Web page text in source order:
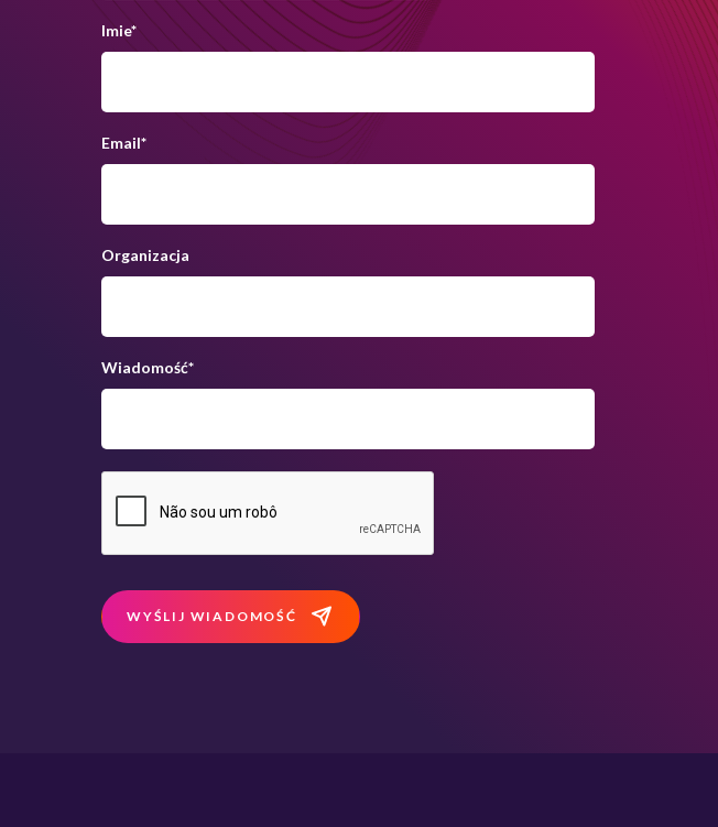
Imie*
Email*
Organizacja
Wiadomość*
WYŚLIJ WIADOMOŚĆ